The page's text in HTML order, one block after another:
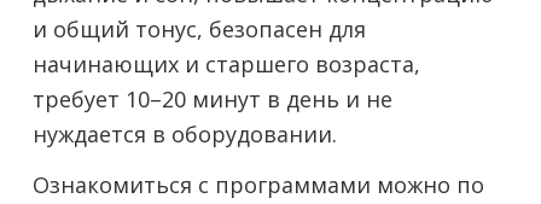
и общий тонус, безопасен для
начинающих и старшего возраста,
требует 10–20 минут в день и не
нуждается в оборудовании.
Ознакомиться с программами можно по